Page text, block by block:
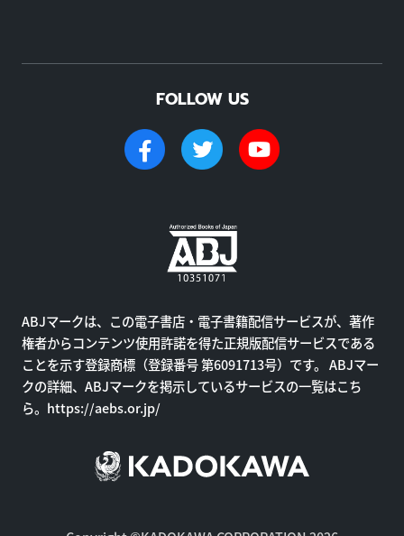
FOLLOW US
ABJマークは、この電子書店・電子書籍配信サービスが、著作
権者からコンテンツ使用許諾を得た正規版配信サービスである
ことを示す登録商標（登録番号 第6091713号）です。 ABJマー
クの詳細、ABJマークを掲示しているサービスの一覧はこち
ら。 https://aebs.or.jp/